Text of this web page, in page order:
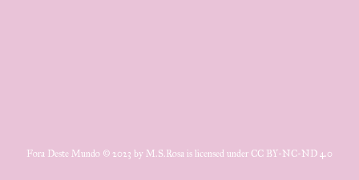
Fora Deste Mundo © 2023 by M.S.Rosa is licensed under CC BY-NC-ND 4.0